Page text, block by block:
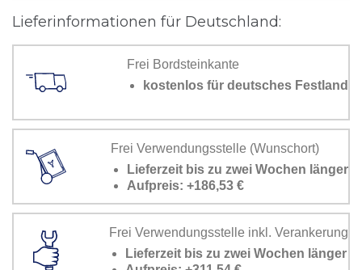
Lieferinformationen für Deutschland:
Frei Bordsteinkante
kostenlos für deutsches Festland
Frei Verwendungsstelle (Wunschort)
Lieferzeit bis zu zwei Wochen länger
Aufpreis: +186,53 €
Frei Verwendungsstelle inkl. Verankerung
Lieferzeit bis zu zwei Wochen länger